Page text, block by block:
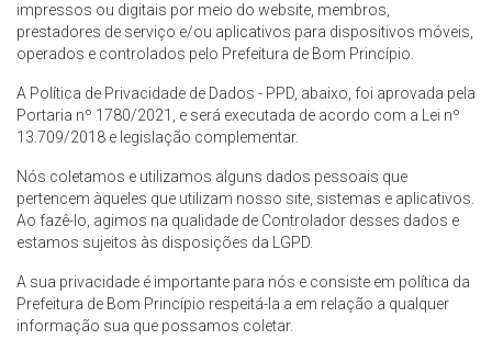
impressos ou digitais por meio do website, membros,
prestadores de serviço e/ou aplicativos para dispositivos móveis,
operados e controlados pelo Prefeitura de Bom Princípio.
A Política de Privacidade de Dados - PPD, abaixo, foi aprovada pela
Portaria nº 1780/2021, e será executada de acordo com a Lei nº
13.709/2018 e legislação complementar.
Nós coletamos e utilizamos alguns dados pessoais que
pertencem àqueles que utilizam nosso site, sistemas e aplicativos.
Ao fazê-lo, agimos na qualidade de Controlador desses dados e
estamos sujeitos às disposições da LGPD.
A sua privacidade é importante para nós e consiste em política da
Prefeitura de Bom Princípio respeitá-la a em relação a qualquer
informação sua que possamos coletar.